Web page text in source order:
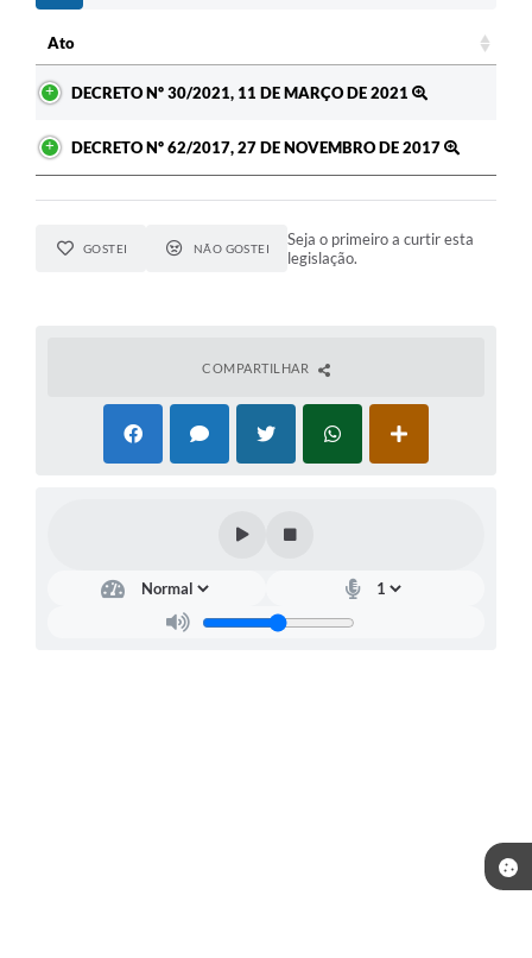
Ato
DECRETO Nº 30/2021, 11 DE MARÇO DE 2021
DECRETO Nº 62/2017, 27 DE NOVEMBRO DE 2017
GOSTEI NÃO GOSTEI
Seja o primeiro a curtir esta
legislação.
COMPARTILHAR